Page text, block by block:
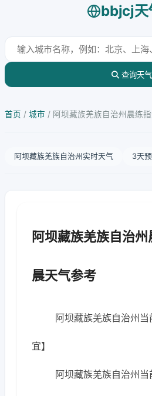
bbjcj天
查询天气
首页 / 城市 / 阿坝藏族羌族自治州晨练
阿坝藏族羌族自治州实时天气 3天
阿坝藏族羌族自治
晨天气参考
阿坝藏族羌族自治州
宜】
阿坝藏族羌族自治州